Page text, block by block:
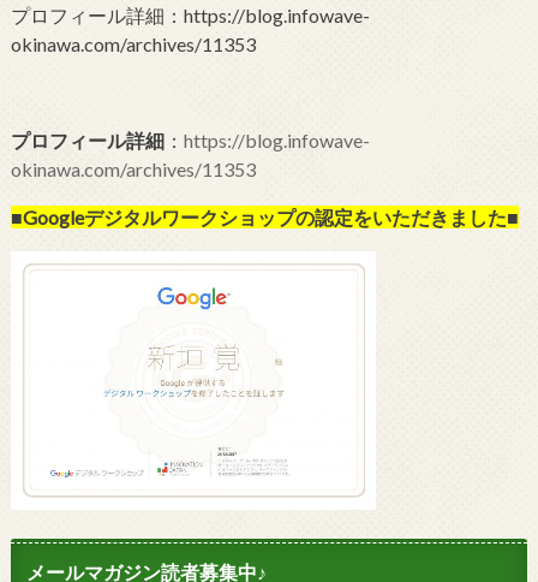
プロフィール詳細：https://blog.infowave-
okinawa.com/archives/11353
プロフィール詳細： https://blog.infowave-
okinawa.com/archives/11353
■Googleデジタルワークショップの認定をいただきました■
メールマガジン読者募集中♪